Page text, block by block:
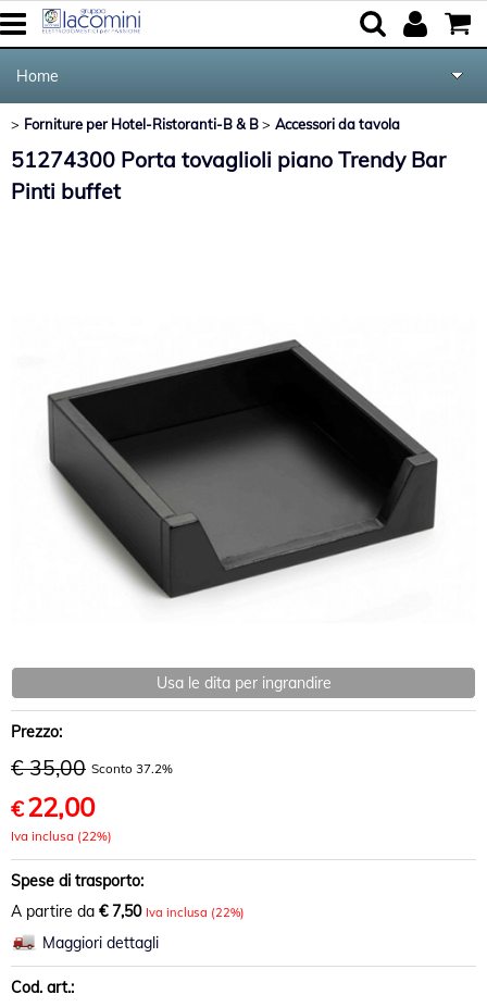
Categoria:
Home> Forniture per Hotel-Ristoranti-B & B Accessori da tavola
Home
Elettrodomestici
Cucina e Tavola
Servizi
Contatti
Forniture per Hotel-Ristoranti-B & B Accessori da tavola
51274300 Porta tovaglioli piano Trendy Bar
Pinti buffet
Usa le dita per ingrandire
Prezzo:
€ 35,00 Sconto 37.2%
€22,00
Iva inclusa (22%)
Spese di trasporto:
A partire da € 7,50 Iva inclusa (22%)
Maggiori dettagli
Cod. art.: